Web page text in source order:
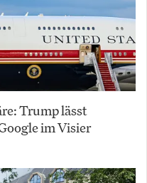
Trump lässt
im Visier